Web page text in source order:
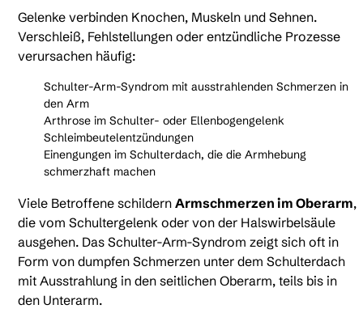
Gelenke verbinden Knochen, Muskeln und Sehnen.
Verschleiß, Fehlstellungen oder entzündliche Prozesse
verursachen häufig:
Schulter-Arm-Syndrom mit ausstrahlenden Schmerzen in
den Arm
Arthrose im Schulter- oder Ellenbogengelenk
Schleimbeutelentzündungen
Einengungen im Schulterdach, die die Armhebung
schmerzhaft machen
Viele Betroffene schildernArmschmerzen im Oberarm,
die vom Schultergelenk oder von der Halswirbelsäule
ausgehen. Das Schulter-Arm-Syndrom zeigt sich oft in
Form von dumpfen Schmerzen unter dem Schulterdach
mit Ausstrahlung in den seitlichen Oberarm, teils bis in
den Unterarm.